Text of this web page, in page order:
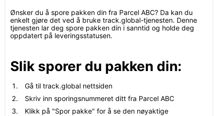
Ønsker du å spore pakken din fra Parcel ABC? Da kan du
enkelt gjøre det ved å bruke track.global-tjenesten. Denne
tjenesten lar deg spore pakken din i sanntid og holde deg
oppdatert på leveringsstatusen.
Slik sporer du pakken din:
Gå til track.global nettsiden
Skriv inn sporingsnummeret ditt fra Parcel ABC
Klikk på "Spor pakke" for å se den nøyaktige